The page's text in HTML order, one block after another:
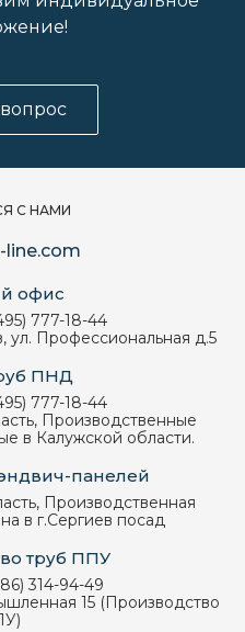
С НАМИ
line.com
офис
777-18-44
ул. Профессиональная д.5
ПНД
777-18-44
Производственные
в Калужской области.
панелей
Производственная
в г.Сергиев посад
труб ППУ
314-94-49
15 (Производство